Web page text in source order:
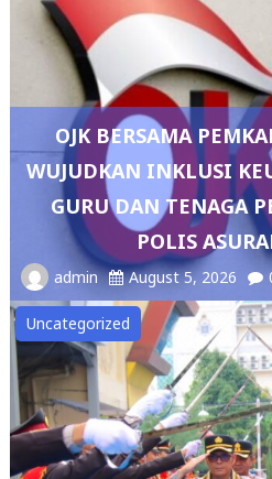
OJK BERSAMA
WUJUDKAN INKLUSI
GURU DAN TENAGA
POLIS
admin August 5, 2026
Uncategorized